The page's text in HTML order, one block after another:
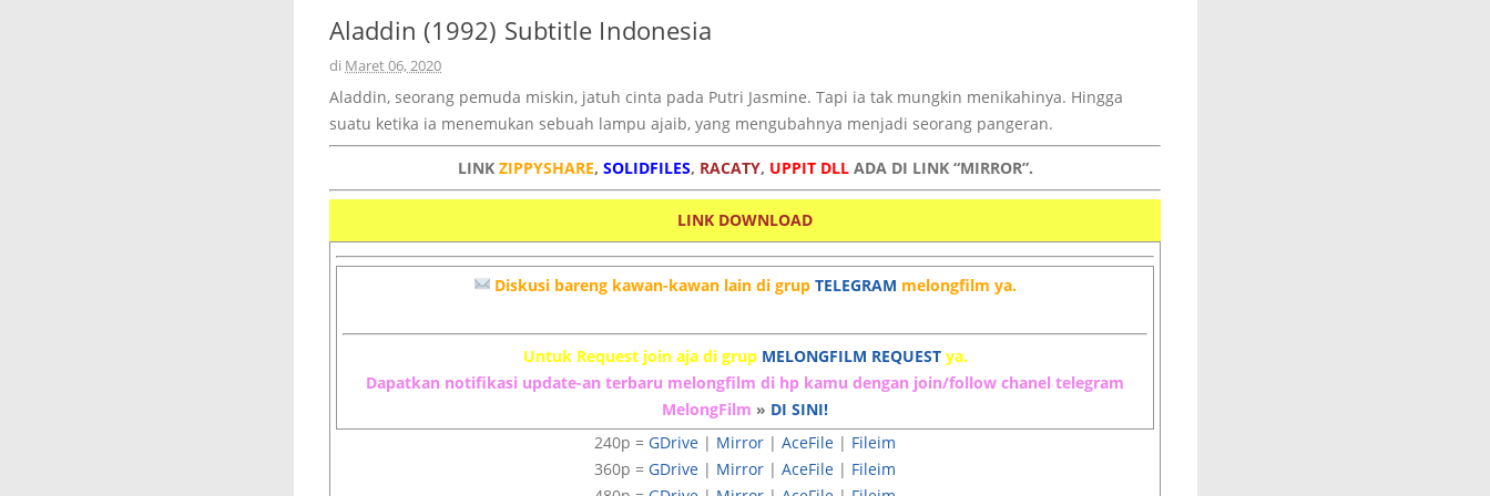
Aladdin (1992) Subtitle Indonesia
di Maret 06, 2020
Aladdin, seorang pemuda miskin, jatuh cinta pada Putri Jasmine. Tapi ia tak mungkin menikahinya. Hingga
suatu ketika ia menemukan sebuah lampu ajaib, yang mengubahnya menjadi seorang pangeran.
LINK ZIPPYSHARE, SOLIDFILES, RACATY, UPPIT DLLADA DI LINK “MIRROR”.
LINK DOWNLOAD
Diskusi bareng kawan-kawan lain di grup TELEGRAM melongfilm ya.
Untuk Request join aja di grup MELONGFILM REQUESTya.
Dapatkan notifikasi update-an terbaru melongfilm di hp kamu dengan join/follow chanel telegram
MelongFilm » DI SINI!
240p = GDrive | Mirror | AceFile | Fileim
360p = GDrive | Mirror | AceFile | Fileim